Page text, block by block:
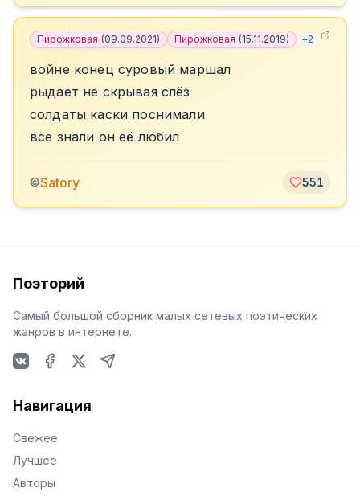
Пирожковая (09.09.2021) Пирожковая (15.11.2019) +2
войне конец суровый маршал
рыдает не скрывая слёз
солдаты каски поснимали
все знали он её любил
©Satory 551
Поэторий
Самый большой сборник малых сетевых поэтических
жанров в интернете.
Навигация
Свежее
Лучшее
Авторы